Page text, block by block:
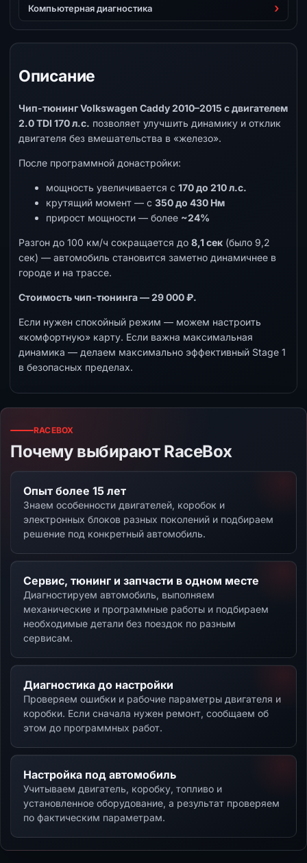
Компьютерная диагностика
Описание
Чип-тюнинг Volkswagen Caddy 2010–2015 с двигателем
2.0 TDI 170 л.с. позволяет улучшить динамику и отклик
двигателя без вмешательства в «железо».
После программной донастройки:
мощность увеличивается с 170 до 210 л.с.
крутящий момент — с 350 до 430 Нм
прирост мощности — более ~24%
Разгон до 100 км/ч сокращается до 8,1 сек (было 9,2
сек) — автомобиль становится заметно динамичнее в
городе и на трассе.
Стоимость чип-тюнинга — 29 000 ₽.
Если нужен спокойный режим — можем настроить
«комфортную» карту. Если важна максимальная
динамика — делаем максимально эффективный Stage 1
в безопасных пределах.
RACEBOX
Почему выбирают RaceBox
Опыт более 15 лет
Знаем особенности двигателей, коробок и
электронных блоков разных поколений и подбираем
решение под конкретный автомобиль.
Сервис, тюнинг и запчасти в одном месте
Диагностируем автомобиль, выполняем
механические и программные работы и подбираем
необходимые детали без поездок по разным
сервисам.
Диагностика до настройки
Проверяем ошибки и рабочие параметры двигателя и
коробки. Если сначала нужен ремонт, сообщаем об
этом до программных работ.
Настройка под автомобиль
Учитываем двигатель, коробку, топливо и
установленное оборудование, а результат проверяем
по фактическим параметрам.